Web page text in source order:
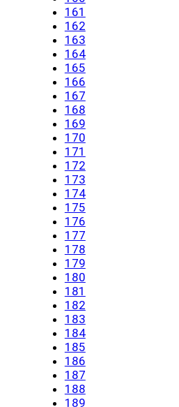
161
162
163
164
165
166
167
168
169
170
171
172
173
174
175
176
177
178
179
180
181
182
183
184
185
186
187
188
189